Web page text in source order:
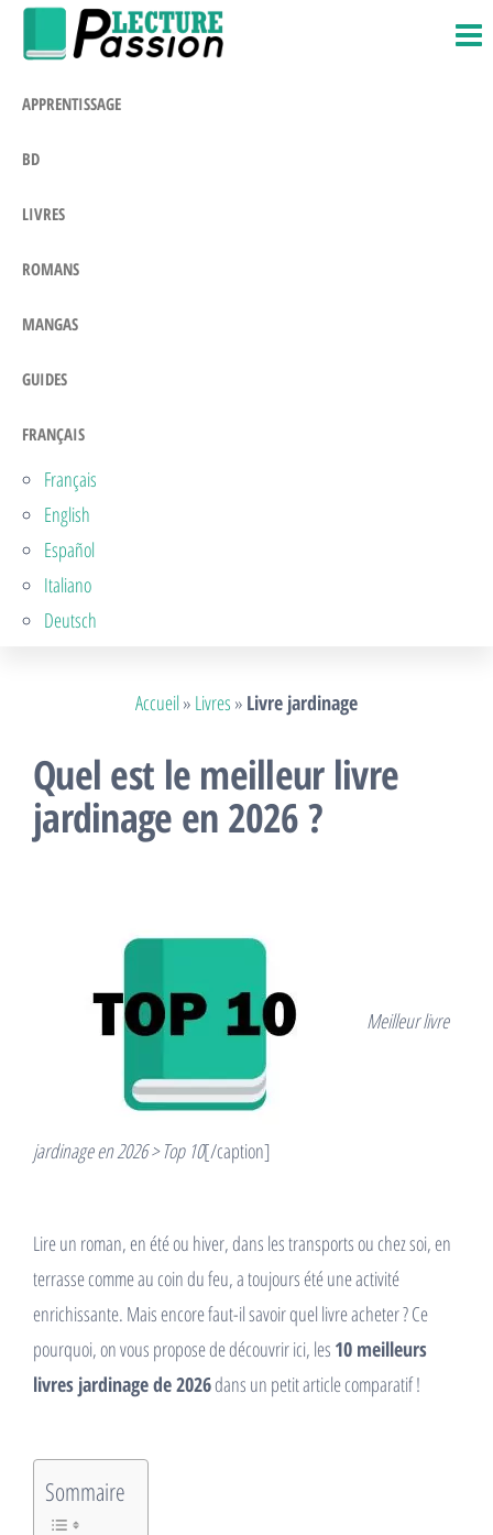
Passer
APPRENTISSAGE
BD
LIVRES
ROMANS
MANGAS
GUIDES
FRANÇAIS
Français
English
Español
Italiano
Deutsch
Accueil» Livres » Livre jardinage
Quel est le meilleur livre
jardinage en 2026 ?
Meilleur livre
jardinage en 2026 > Top 10[/caption]
Lire un roman, en été ou hiver, dans les transports ou chez soi, en
terrasse comme au coin du feu, a toujours été une activité
enrichissante. Mais encore faut-il savoir quel livre acheter ? Ce
pourquoi, on vous propose de découvrir ici, les 10 meilleurs
livres jardinage de 2026dans un petit article comparatif !
Sommaire